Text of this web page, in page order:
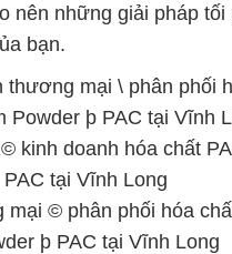
nên những giải pháp
bạn.
thương mại \ phân phối
Powder þ PAC tại Vĩnh
kinh doanh hóa chất
tại Vĩnh Long
© phân phối hóa
þ PAC tại Vĩnh Long